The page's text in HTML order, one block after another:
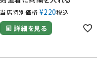
当店特別価格 ¥220税込
詳細を見る